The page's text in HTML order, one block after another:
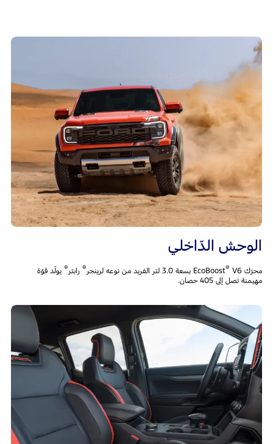
الوحش الدّاخلي
محرّك EcoBoost ® V6 بسعة 3.0 لتر الفريد من نوعه لرينجر ®رابتر ®يولّد قوّة
مهيمنة تصل إلى 405 حصان.